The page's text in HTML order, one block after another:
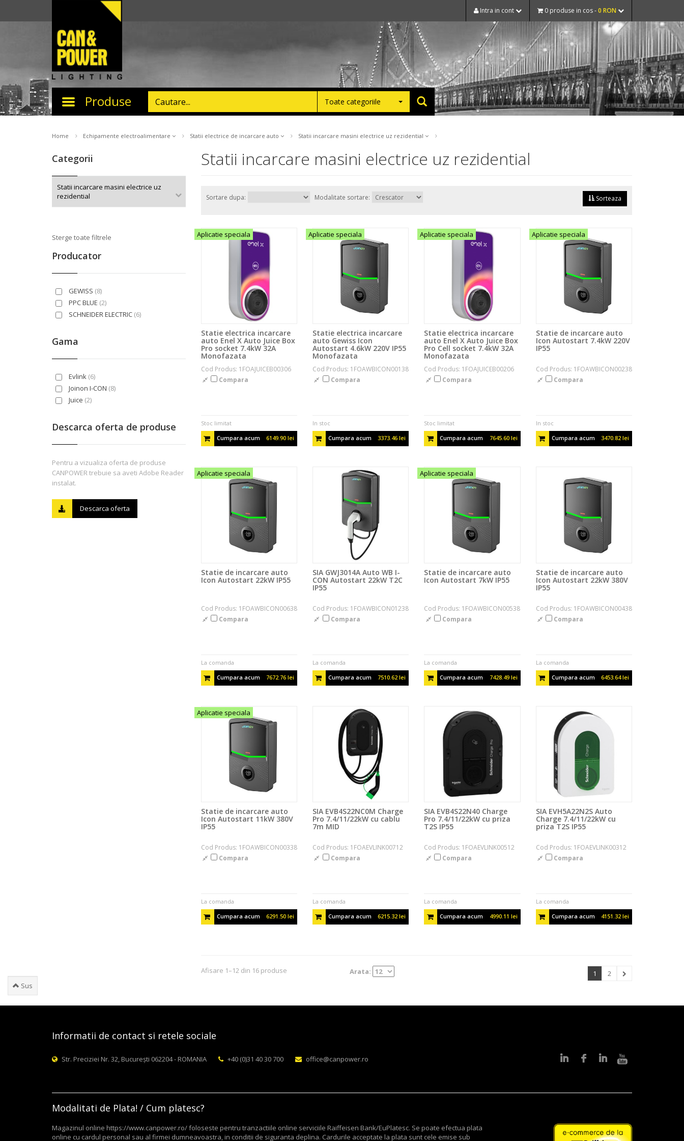
Intra in cont 0 produse in cos -0 RON
Toggle
Produse Toate categoriile
Home Echipamente electroalimentare Statii electrice de incarcare auto Statii incarcare masini electrice uz rezidential
Categorii
Statii incarcare masini electrice uz
rezidential
Sterge toate filtrele
Producator
GEWISS (8)
PPC BLUE (2)
SCHNEIDER ELECTRIC (6)
Gama
Evlink (6)
Joinon I-CON (8)
Juice (2)
Descarca oferta de produse
Pentru a vizualiza oferta de produse
CANPOWER trebuie sa aveti Adobe Reader
instalat.
Descarca oferta
Statii incarcare masini electrice uz rezidential
Sortare dupa: Modalitate sortare: Sorteaza
Aplicatie speciala
Statie electrica incarcare
auto Enel X Auto Juice Box
Pro socket 7.4kW 32A
Monofazata
Cod Produs: 1FOAJUICEB00306
Compara
Stoc limitat
Cumpara acum
6149.90 lei
Aplicatie speciala
Statie electrica incarcare
auto Gewiss Icon
Autostart 4.6kW 220V IP55
Monofazata
Cod Produs: 1FOAWBICON00138
Compara
In stoc
Cumpara acum
3373.46 lei
Aplicatie speciala
Statie electrica incarcare
auto Enel X Auto Juice Box
Pro Cell socket 7.4kW 32A
Monofazata
Cod Produs: 1FOAJUICEB00206
Compara
Stoc limitat
Cumpara acum
7645.60 lei
Aplicatie speciala
Statie de incarcare auto
Icon Autostart 7.4kW 220V
IP55
Cod Produs: 1FOAWBICON00238
Compara
In stoc
Cumpara acum
3470.82 lei
Aplicatie speciala
Statie de incarcare auto
Icon Autostart 22kW IP55
Cod Produs: 1FOAWBICON00638
Compara
La comanda
Cumpara acum
7672.76 lei
SIA GWJ3014A Auto WB I-
CON Autostart 22kW T2C
IP55
Cod Produs: 1FOAWBICON01238
Compara
La comanda
Cumpara acum
7510.62 lei
Aplicatie speciala
Statie de incarcare auto
Icon Autostart 7kW IP55
Cod Produs: 1FOAWBICON00538
Compara
La comanda
Cumpara acum
7428.49 lei
Statie de incarcare auto
Icon Autostart 22kW 380V
IP55
Cod Produs: 1FOAWBICON00438
Compara
La comanda
Cumpara acum
6453.64 lei
Aplicatie speciala
Statie de incarcare auto
Icon Autostart 11kW 380V
IP55
Cod Produs: 1FOAWBICON00338
Compara
La comanda
Cumpara acum
6291.50 lei
SIA EVB4S22NC0M Charge
Pro 7.4/11/22kW cu cablu
7m MID
Cod Produs: 1FOAEVLINK00712
Compara
La comanda
Cumpara acum
6215.32 lei
SIA EVB4S22N40 Charge
Pro 7.4/11/22kW cu priza
T2S IP55
Cod Produs: 1FOAEVLINK00512
Compara
La comanda
Cumpara acum
4990.11 lei
SIA EVH5A22N2S Auto
Charge 7.4/11/22kW cu
priza T2S IP55
Cod Produs: 1FOAEVLINK00312
Compara
La comanda
Cumpara acum
4151.32 lei
Afisare 1–12 din 16 produse Arata: 1
2
Sus
Informatii de contact si retele sociale
Str. Preciziei Nr. 32, București 062204 - ROMANIA +40 (0)31 40 30 700 office@canpower.ro
Modalitati de Plata! / Cum platesc?
Magazinul online https://www.canpower.ro/ foloseste pentru tranzactiile online serviciile Raiffeisen Bank/EuPlatesc. Se poate efectua plata
online cu cardul personal sau al firmei dumneavoastra, in conditii de siguranta deplina. Cardurile acceptate la plata sunt cele emise sub